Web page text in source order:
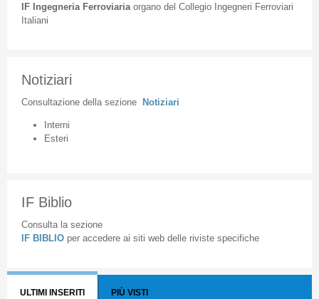
IF Ingegneria Ferroviaria organodel Collegio Ingegneri Ferroviari
Italiani
Notiziari
Consultazione della sezione Notiziari
Interni
Esteri
IF Biblio
Consulta la sezione
IF BIBLIO per accedere ai siti web delle riviste specifiche
ULTIMI INSERITI PIÙ VISTI